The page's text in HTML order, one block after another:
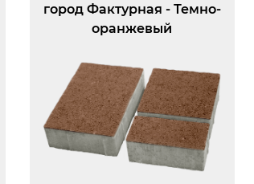
город Фактурная - Темно-
оранжевый